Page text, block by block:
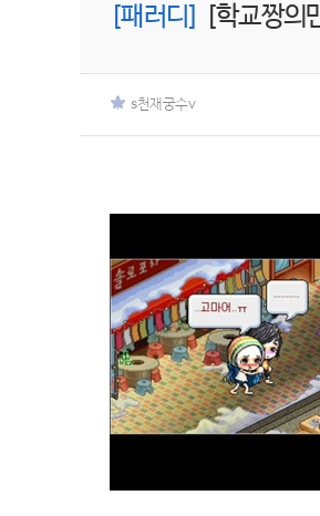
[패러디] [학교짱
s천재궁수v